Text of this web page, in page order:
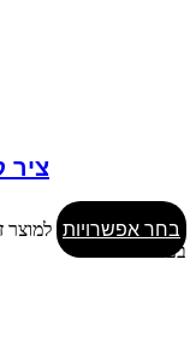
ציר
בחר אפשרויות למוצר
בעמוד המוצר